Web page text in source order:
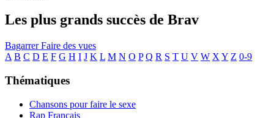
Les plus grands succès de Brav
BagarrerFaire des vues
A B C D E F G H I J K L M N O P Q R S T U V W X Y Z 0-9
Thématiques
Chansons pour faire le sexe
Rap Français